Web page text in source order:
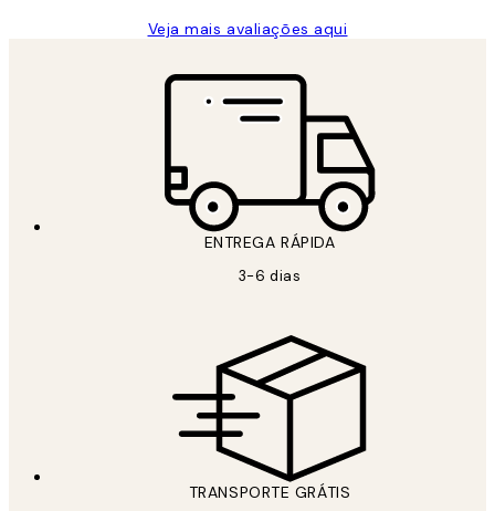
Veja mais avaliações aqui
ENTREGA RÁPIDA
3-6 dias
TRANSPORTE GRÁTIS